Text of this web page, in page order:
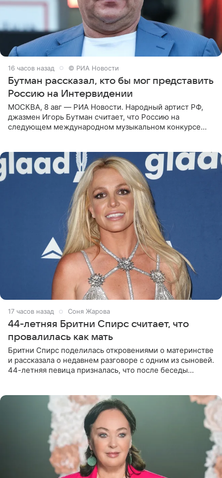
16 часов назад © РИА Новости
Бутман рассказал, кто бы мог представить
Россию на Интервидении
МОСКВА, 8 авг — РИА Новости. Народный артист РФ,
джазмен Игорь Бутман считает, что Россию на
следующем международном музыкальном конкурсе
17 часов назад Соня Жарова
44-летняя Бритни Спирс считает, что
провалилась как мать
Бритни Спирс поделилась откровениями о материнстве
и рассказала о недавнем разговоре с одним из сыновей.
44-летняя певица призналась, что после беседы